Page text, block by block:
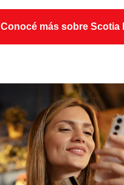
Conocé más sobre Scotia